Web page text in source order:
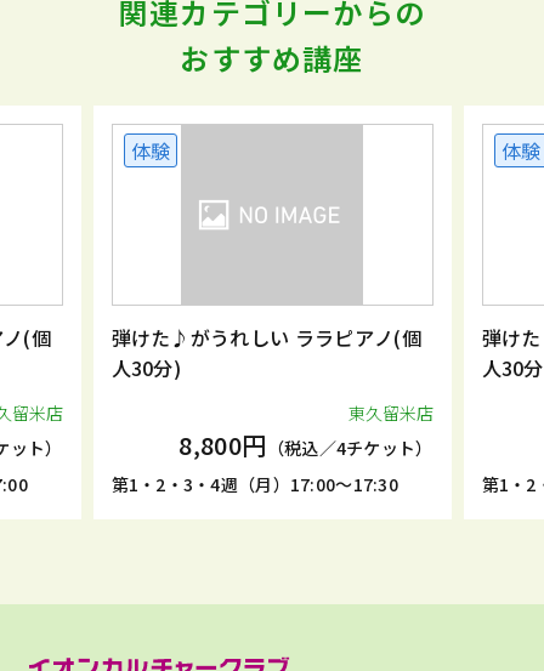
関連カテゴリーからの
おすすめ講座
(個
留米店
ト）
体験
弾けた♪がうれしい ララピアノ(個
人30分)
東久留米店
8,800円 （税込／4チケット）
第1・2・3・4週（月）17:00～17:30
体験
弾け
人30
第1・2